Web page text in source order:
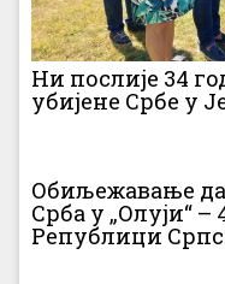
Ни послије 34
убијене Србе у
Обиљежавање
Срба у „Олуји“
Републици